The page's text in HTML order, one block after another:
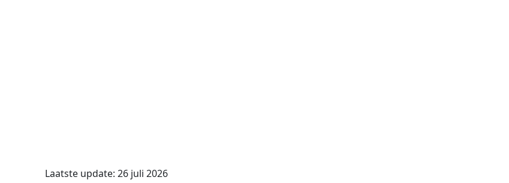
Laatste update: 26 juli 2026